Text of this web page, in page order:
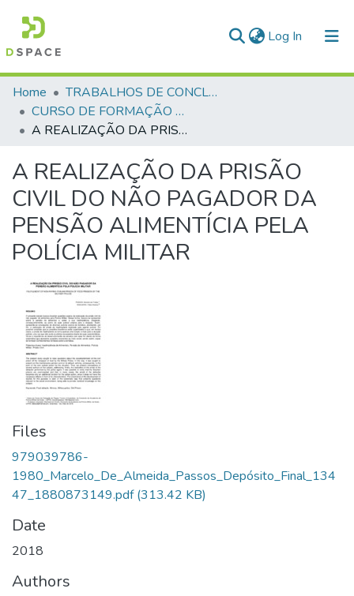
Log In (current)
Communities & Collections
All of DSpace
Home
TRABALHOS DE CONCLUSÃO DE CURSO - CFP (CURSO DE FORMAÇÃO DE PRAÇAS)
CURSO DE FORMAÇÃO DE PRAÇAS - CFP - 2018
A REALIZAÇÃO DA PRISÃO CIVIL DO NÃO PAGADOR DA PENSÃO ALIMENTÍCIA PELA POLÍCIA MILITAR
A REALIZAÇÃO DA PRISÃO
CIVIL DO NÃO PAGADOR DA
PENSÃO ALIMENTÍCIA PELA
POLÍCIA MILITAR
Files
979039786-
1980_Marcelo_De_Almeida_Passos_Depósito_Final_134
47_1880873149.pdf(313.42 KB)
Date
2018
Authors